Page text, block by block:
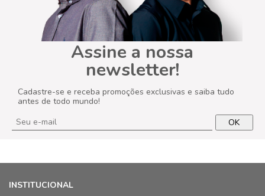
Assine a nossa
newsletter!
Cadastre-se e receba promoções exclusivas e saiba tudo
antes de todo mundo!
OK
INSTITUCIONAL